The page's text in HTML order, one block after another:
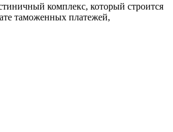
комплекс, который строится
таможенных платежей,